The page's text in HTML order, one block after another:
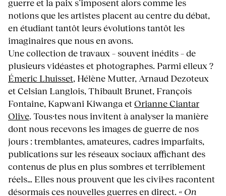
guerre et la paix s’imposent alors comme les
notions que les artistes placent au centre du débat,
en étudiant tantôt leurs évolutions tantôt les
imaginaires que nous en avons.
Une collection de travaux – souvent inédits – de
plusieurs vidéastes et photographes. Parmi elleux ?
Émeric Lhuisset, Hélène Mutter, Arnaud Dezoteux
et Celsian Langlois, Thibault Brunet, François
Fontaine, Kapwani Kiwanga etOrianne Ciantar
Olive. Tous·tes nous invitent à analyser la manière
dont nous recevons les images de guerre de nos
jours : tremblantes, amateures, cadres imparfaits,
publications sur les réseaux sociaux affichant des
contenus de plus en plus sombres et terriblement
réels… Elles nous prouvent que les civil·es racontent
désormais ces nouvelles guerres en direct. « On